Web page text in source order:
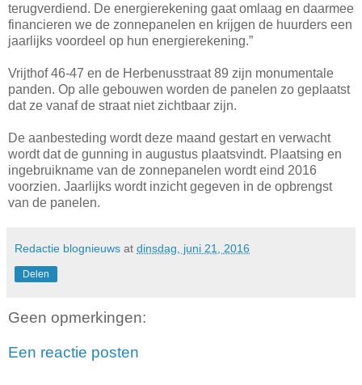
terugverdiend. De energierekening gaat omlaag en daarmee
financieren we de zonnepanelen en krijgen de huurders een
jaarlijks voordeel op hun energierekening.”
Vrijthof 46-47 en de Herbenusstraat 89 zijn monumentale
panden. Op alle gebouwen worden de panelen zo geplaatst
dat ze vanaf de straat niet zichtbaar zijn.
De aanbesteding wordt deze maand gestart en verwacht
wordt dat de gunning in augustus plaatsvindt. Plaatsing en
ingebruikname van de zonnepanelen wordt eind 2016
voorzien. Jaarlijks wordt inzicht gegeven in de opbrengst
van de panelen.
Redactie blognieuws at dinsdag, juni 21, 2016
Delen
Geen opmerkingen:
Een reactie posten